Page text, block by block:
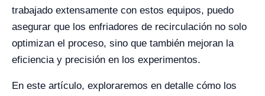
trabajado extensamente con estos equipos, puedo
asegurar que los enfriadores de recirculación no solo
optimizan el proceso, sino que también mejoran la
eficiencia y precisión en los experimentos.
En este artículo, exploraremos en detalle cómo los